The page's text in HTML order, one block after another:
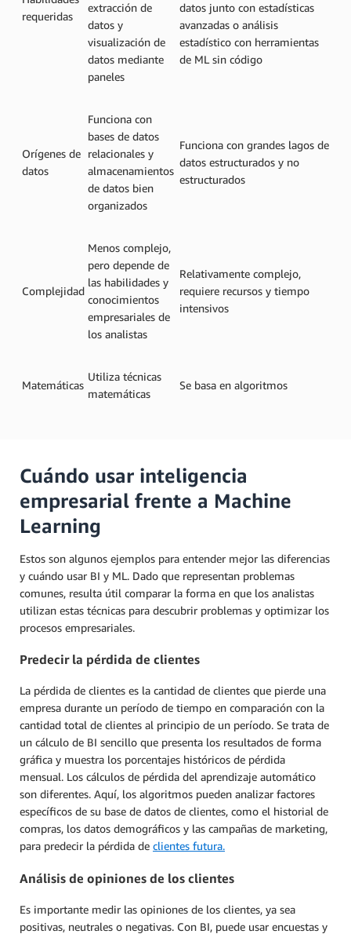
requeridas
extracción de
datos y
visualización de
datos mediante
paneles
datos junto con estadísticas
avanzadas o análisis
estadístico con herramientas
de ML sin código
Orígenes de
datos
Funciona con
bases de datos
relacionales y
almacenamientos
de datos bien
organizados
Funciona con grandes lagos de
datos estructurados y no
estructurados
Complejidad
Menos complejo,
pero depende de
las habilidades y
conocimientos
empresariales de
los analistas
Relativamente complejo,
requiere recursos y tiempo
intensivos
Matemáticas
Utiliza técnicas
matemáticas
Se basa en algoritmos
Cuándo usar inteligencia
empresarial frente a Machine
Learning
Estos son algunos ejemplos para entender mejor las diferencias
y cuándo usar BI y ML. Dado que representan problemas
comunes, resulta útil comparar la forma en que los analistas
utilizan estas técnicas para descubrir problemas y optimizar los
procesos empresariales.
Predecir la pérdida de clientes
La pérdida de clientes es la cantidad de clientes que pierde una
empresa durante un período de tiempo en comparación con la
cantidad total de clientes al principio de un período. Se trata de
un cálculo de BI sencillo que presenta los resultados de forma
gráfica y muestra los porcentajes históricos de pérdida
mensual. Los cálculos de pérdida del aprendizaje automático
son diferentes. Aquí, los algoritmos pueden analizar factores
específicos de su base de datos de clientes, como el historial de
compras, los datos demográficos y las campañas de marketing,
para predecir la pérdida de clientes futura.
Análisis de opiniones de los clientes
Es importante medir las opiniones de los clientes, ya sea
positivas, neutrales o negativas. Con BI, puede usar encuestas y